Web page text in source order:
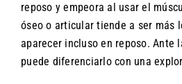
reposo y empeora al usar el
óseo o articular tiende a ser más
aparecer incluso en reposo. Ante
puede diferenciarlo con una